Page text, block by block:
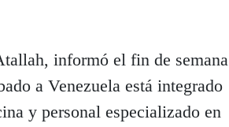
informó el fin de semana
a Venezuela está integrado
y personal especializado en